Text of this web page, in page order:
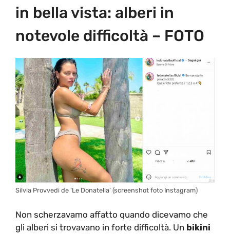
in bella vista: alberi in
notevole difficoltà – FOTO
Silvia Provvedi de ‘Le Donatella’ (screenshot foto Instagram)
Non scherzavamo affatto quando dicevamo che
gli alberi si trovavano in forte difficoltà. Un bikini